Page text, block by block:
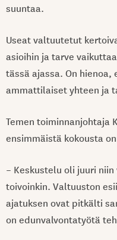
suuntaa.
Useat valtuutetut
asioihin ja tarve
tässä ajassa. On hienoa,
ammattilaiset yhteen ja
Temen toiminnanjohtaja
ensimmäistä kokousta
– Keskustelu oli juuri
toivoinkin. Valtuuston
ajatuksen ovat pitkälti
on edunvalvontatyötä